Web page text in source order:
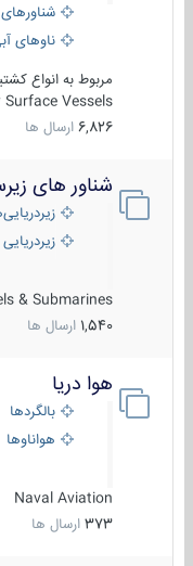
شناورهای
ناوهای آبی
مربوط به انواع
Surface Vessels
6,826 ارسال ها
شناور های
زیردریایی
& Submarines
1,540 ارسال ها
هوا دریا
بالگردها
هواناوها
Naval Aviation
373 ارسال ها